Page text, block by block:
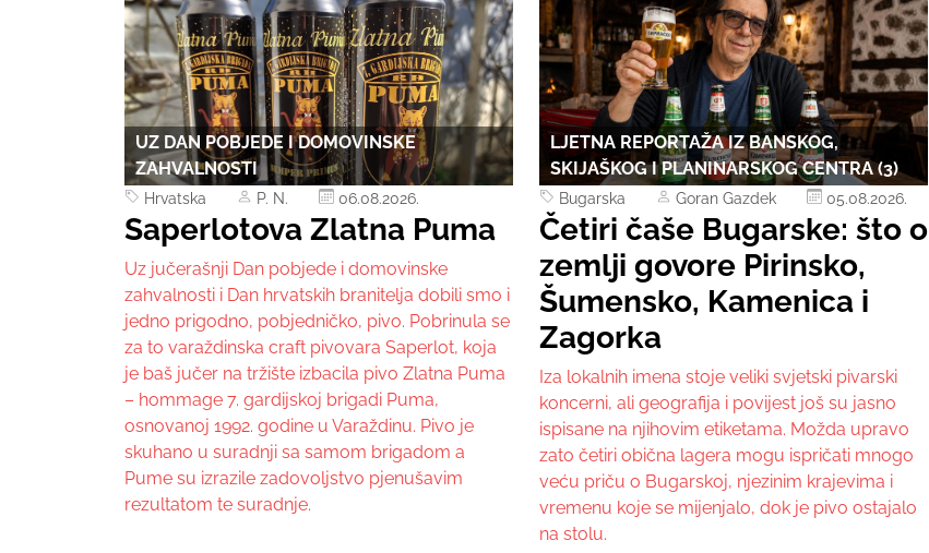
UZ DAN POBJEDE I DOMOVINSKE
ZAHVALNOSTI
Hrvatska P. N. 06.08.2026.
Saperlotova Zlatna Puma
Uz jučerašnji Dan pobjede i domovinske
zahvalnosti i Dan hrvatskih branitelja dobili smo i
jedno prigodno, pobjedničko, pivo. Pobrinula se
za to varaždinska craft pivovara Saperlot, koja
je baš jučer na tržište izbacila pivo Zlatna Puma
– hommage 7. gardijskoj brigadi Puma,
osnovanoj 1992. godine u Varaždinu. Pivo je
skuhano u suradnji sa samom brigadom a
Pume su izrazile zadovoljstvo pjenušavim
rezultatom te suradnje.
LJETNA REPORTAŽA IZ BANSKOG,
SKIJAŠKOG I PLANINARSKOG CENTRA (3)
Bugarska Goran Gazdek 05.08.2026.
Četiri čaše Bugarske: što o
zemlji govore Pirinsko,
Šumensko, Kamenica i
Zagorka
Iza lokalnih imena stoje veliki svjetski pivarski
koncerni, ali geografija i povijest još su jasno
ispisane na njihovim etiketama. Možda upravo
zato četiri obična lagera mogu ispričati mnogo
veću priču o Bugarskoj, njezinim krajevima i
vremenu koje se mijenjalo, dok je pivo ostajalo
na stolu.